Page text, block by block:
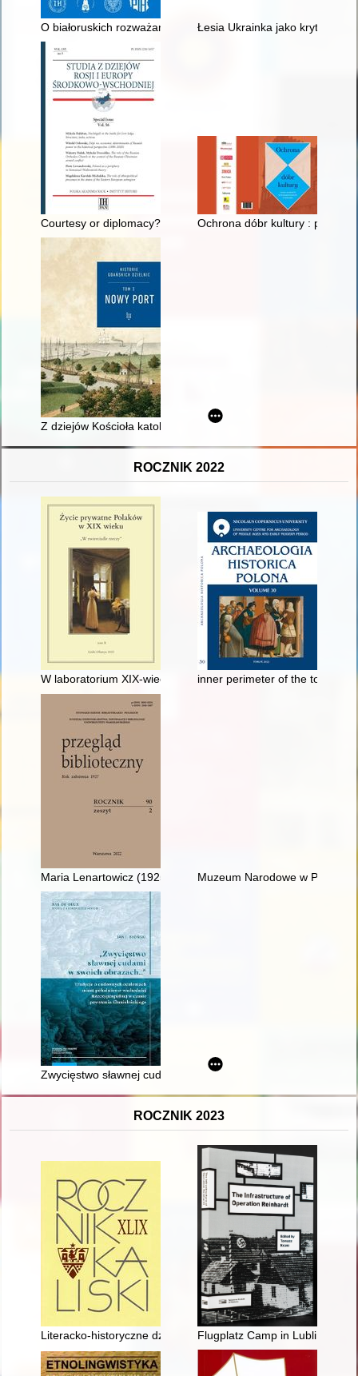
O białoruskich rozważaniach nad unią lubelską
Łesia Ukrainka jako krytyk
Courtesy or diplomacy? : the visit of Elisabeth Queen of the
Ochrona dóbr kultury : plakaty
Z dziejów Kościoła katolickiego w Nowym Porcie w okresie
ROCZNIK 2022
W laboratorium XIX-wiecznego psychologainner perimeter of the town
Maria Lenartowicz (1925-2021)Muzeum Narodowe w
Zwycięstwo sławnej cudami w swoich obrazach…" : tradycje
ROCZNIK 2023
Literacko-historyczne dziedzictwo kulturowe miasta i powiatu
Flugplatz Camp in Lublin : its